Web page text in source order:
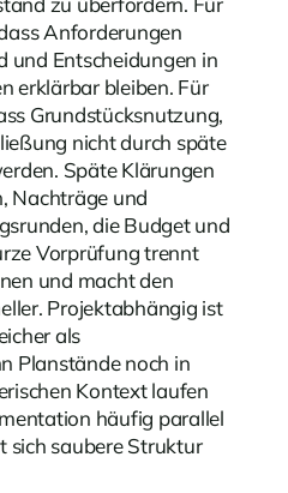
Anforderungen
und Entscheidungen in
erklärbar bleiben. Für
Grundstücksnutzung,
nicht durch späte
Späte Klärungen
Nachträge und
die Budget und
Vorprüfung trennt
und macht den
Projektabhängig ist
als
Planstände noch in
Kontext laufen
häufig parallel
sich saubere Struktur